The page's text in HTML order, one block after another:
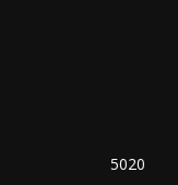
5020